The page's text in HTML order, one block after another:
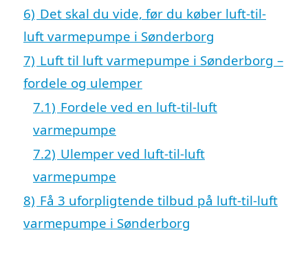
6) Det skal du vide, før du køber luft-til-
luft varmepumpe i Sønderborg
7) Luft til luft varmepumpe i Sønderborg –
fordele og ulemper
7.1) Fordele ved en luft-til-luft
varmepumpe
7.2) Ulemper ved luft-til-luft
varmepumpe
8) Få 3 uforpligtende tilbud på luft-til-luft
varmepumpe i Sønderborg